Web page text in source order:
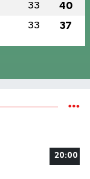
33 40
33 37
20:00